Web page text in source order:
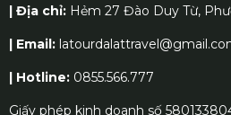
| Địa chỉ: Hẻm 27 Đào Duy Từ,
| Email:
| Hotline: 0855.566.777
Giấy phép kinh doanh số